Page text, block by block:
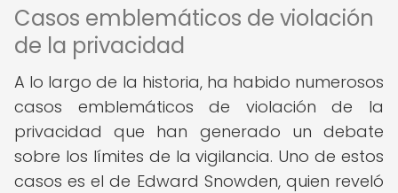
Casos emblemáticos de violación
de la privacidad
A lo largo de la historia, ha habido numerosos
casos emblemáticos de violación de la
privacidad que han generado un debate
sobre los límites de la vigilancia. Uno de estos
casos es el de Edward Snowden, quien reveló